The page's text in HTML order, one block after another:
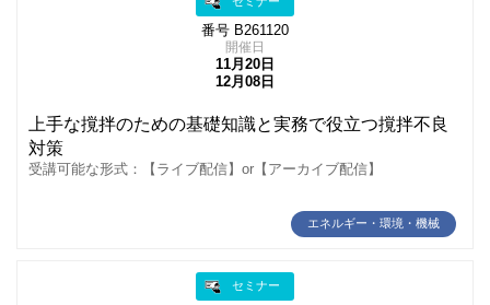
番号 B261120
開催日
11月20日
12月08日
上手な撹拌のための基礎知識と実務で役立つ撹拌不良
対策
受講可能な形式：【ライブ配信】or【アーカイブ配信】
エネルギー・環境・機械
セミナー